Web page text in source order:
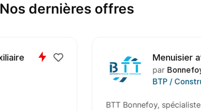
Nos dernières offres
Menuisier atelier
par Bonnefoy
BTP / Construction
BTT Bonnefoy, spécialiste du